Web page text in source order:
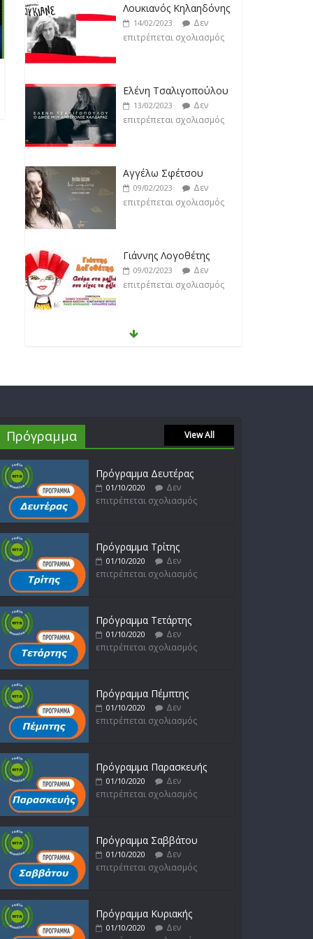
Ελένη Τσαλιγοπούλου
13/02/2023
Δεν
Αγγέλω Σφέτσου
09/02/2023
Δεν
Γιάννης Λογοθέτης
09/02/2023
Δεν
Anemos
03/02/2023
Δεν
επιτρέπεται σχολιασμός
Νίκος Ζιώγαλας
επιτρέπεται σχολιασμός
επιτρέπεται σχολιασμός
Πρόγραμμα View All
Πρόγραμμα Δευτέρας
01/10/2020
Δεν
επιτρέπεται σχολιασμός
Πρόγραμμα Τρίτης
01/10/2020
Δεν
επιτρέπεται σχολιασμός
Πρόγραμμα Τετάρτης
01/10/2020
Δεν
επιτρέπεται σχολιασμός
Πρόγραμμα Πέμπτης
01/10/2020
Δεν
επιτρέπεται σχολιασμός
Πρόγραμμα Παρασκευής
01/10/2020
Δεν
επιτρέπεται σχολιασμός
Πρόγραμμα Σαββάτου
01/10/2020
Δεν
επιτρέπεται σχολιασμός
Πρόγραμμα Κυριακής
01/10/2020
Δεν